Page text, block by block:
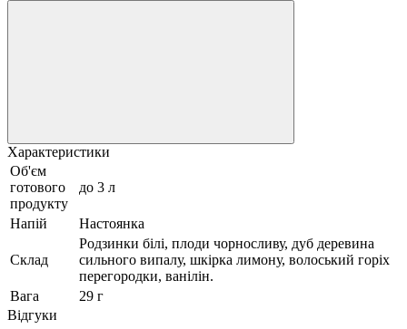
Характеристики
Об'єм
готового
продукту
до 3 л
Напій Настоянка
Склад
Родзинки білі, плоди чорносливу, дуб деревина
сильного випалу, шкірка лимону, волоський горіх
перегородки, ванілін.
Вага
29 г
Відгуки